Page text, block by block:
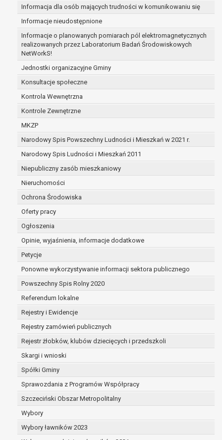
Informacja dla osób mających trudności w komunikowaniu się
Informacje nieudostępnione
Informacje o planowanych pomiarach pól elektromagnetycznych
realizowanych przez Laboratorium Badań Środowiskowych
NetWorkS!
Jednostki organizacyjne Gminy
Konsultacje społeczne
Kontrola Wewnętrzna
Kontrole Zewnętrzne
MKZP
Narodowy Spis Powszechny Ludności i Mieszkań w 2021 r.
Narodowy Spis Ludności i Mieszkań 2011
Niepubliczny zasób mieszkaniowy
Nieruchomości
Ochrona Środowiska
Oferty pracy
Ogłoszenia
Opinie, wyjaśnienia, informacje dodatkowe
Petycje
Ponowne wykorzystywanie informacji sektora publicznego
Powszechny Spis Rolny 2020
Referendum lokalne
Rejestry i Ewidencje
Rejestry zamówień publicznych
Rejestr żłobków, klubów dziecięcych i przedszkoli
Skargi i wnioski
Spółki Gminy
Sprawozdania z Programów Współpracy
Szczeciński Obszar Metropolitalny
Wybory
Wybory ławników 2023
zabezpieczenia ewentualnych roszczeń, a w
przypadku wyrażenia zgody na przetwarzanie
danych po zakończeniu i rozliczeniu umowy, do
czasu wycofania tej zgody.
Ponadto w przypadku umów o dofinansowanie
dane osobowe od momentu pozyskania
przechowywane są przez okres wynikający z
umowy o dofinansowanie zawartej między
beneficjentem a określoną instytucją, trwałości
danego projektu i konieczności zachowania
dokumentacji projektu do celów kontrolnych.
W związku z przetwarzaniem przez
administratora danych osobowych przysługuje
Pani/Panu:
prawo dostępu do treści danych oraz
otrzymywania ich kopii na podstawie art. 15
RODO;
prawo do żądania sprostowania danych na
podstawie art. 16 RODO,
niekompletne;
prawo do żądania usunięcia danych
zapomnianym) na podstawie art. 17 RODO,
w przypadku gdy:
dane nie są już niezbędne do celów,
dla których były zebrane lub w inny
sposób przetwarzane,
osoba, której dane dotyczą, wniosła
sprzeciw wobec przetwarzania
danych osobowych,
zgodę na przetwarzanie danych
osobowych, która jest podstawą
przetwarzania danych i nie ma innej
podstawy prawnej przetwarzania
danych,
dane osobowe przetwarzane są
niezgodnie z prawem,